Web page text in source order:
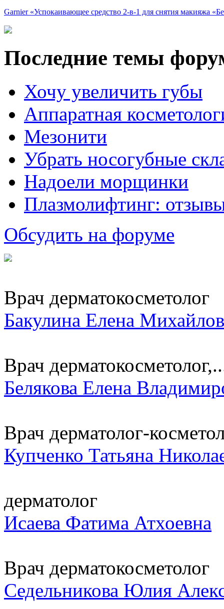
Garnier «Успокаивающее средство 2-в-1 для снятия макияжа
Последние темы
Хочу увеличить губы
Аппаратная
Мезонити
Убрать носогубные
Надоели морщинки
Плазмолифтинг:
Обсудить на форуме
Врач дерматокосметолог
Бакулина Елена
Врач
Белякова Елена
Врач дерматолог-
Купченко Татьяна
дерматолог
Исаева Фатима Атхоевна
Врач дерматокосметолог
Седельникова Юлия